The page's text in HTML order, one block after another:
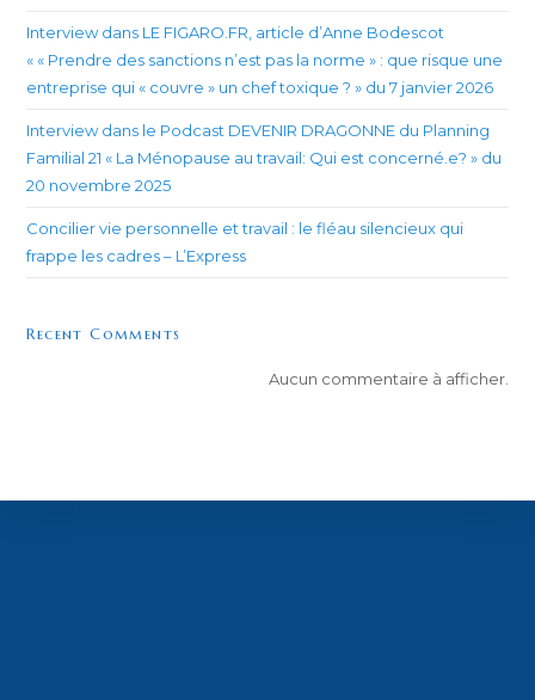
Interview dans LE FIGARO.FR, article d’Anne Bodescot
« « Prendre des sanctions n’est pas la norme » : que risque une
entreprise qui « couvre » un chef toxique ? » du 7 janvier 2026
Interview dans le Podcast DEVENIR DRAGONNE du Planning
Familial 21 « La Ménopause au travail: Qui est concerné.e? » du
20 novembre 2025
Concilier vie personnelle et travail : le fléau silencieux qui
frappe les cadres – L’Express
Recent Comments
Aucun commentaire à afficher.